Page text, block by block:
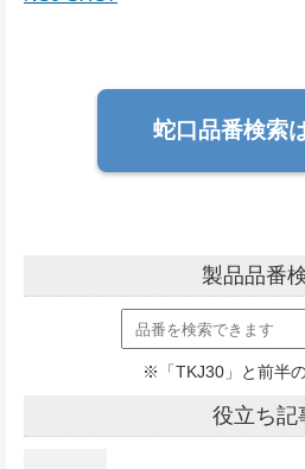
蛇口品番検索
製品品番
※「TKJ30」と前半
役立ち記